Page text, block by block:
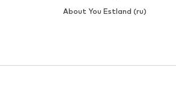
About You Estland (ru)